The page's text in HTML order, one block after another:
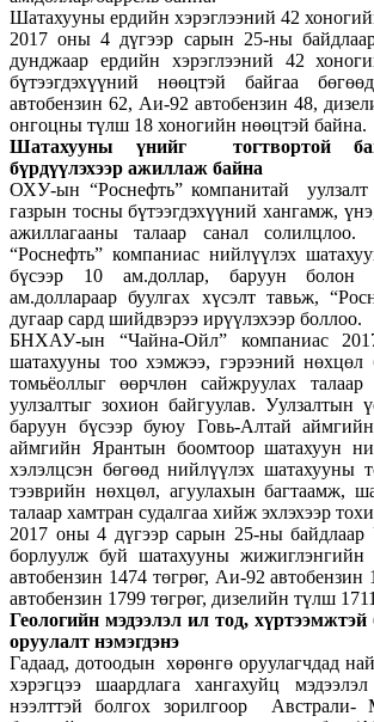
Шатахууны ердийн хэрэглээний 42
2017 оны 4 дүгээр сарын 25-ны
дунджаар ердийн хэрэглээний 42
бүтээгдэхүүний нөөцтэй байгаа
автобензин 62, Аи-92 автобензин 48,
онгоцны түлш 18 хоногийн нөөцтэй байна.
Шатахууны үнийг тогтвортой
бүрдүүлэхээр ажиллаж байна
ОХУ-ын “Роснефть” компанитай уулзалт
газрын тосны бүтээгдэхүүний хангамж,
ажиллагааны талаар санал
“Роснефть” компаниас нийлүүлэх
бүсээр 10 ам.доллар, баруун болон
ам.доллараар буулгах хүсэлт тавьж,
дугаар сард шийдвэрээ ирүүлэхээр боллоо.
БНХАУ-ын “Чайна-Ойл” компаниас
шатахууны тоо хэмжээ, гэрээний нөхцөл
томьёоллыг өөрчлөн сайжруулах
уулзалтыг зохион байгуулав. Уулзалтын
баруун бүсээр буюу Говь-Алтай
аймгийн Ярантын боомтоор шатахуун
хэлэлцсэн бөгөөд нийлүүлэх шатахууны
тээврийн нөхцөл, агуулахын багтаамж,
талаар хамтран судалгаа хийж эхлэхээр
2017 оны 4 дүгээр сарын 25-ны байдлаар
борлуулж буй шатахууны
автобензин 1474 төгрөг, Аи-92 автобензин
автобензин 1799 төгрөг, дизелийн түлш
Геологийн мэдээлэл ил тод, хүртээмжтэй
оруулалт нэмэгдэнэ
Гадаад, дотоодын хөрөнгө оруулагчдад
хэрэгцээ шаардлага хангахуйц
нээлттэй болгох зорилгоор